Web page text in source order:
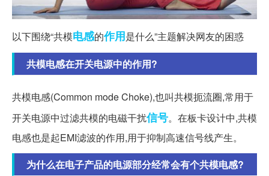
以下围绕“共模电感的作用是什么”主题解决网友的困惑
共模电感在开关电源中的作用?
共模电感(Common mode Choke),也叫共模扼流圈,常用于
开关电源中过滤共模的电磁干扰信号。在板卡设计中,共模
电感也是起EMI滤波的作用,用于抑制高速信号线产生。
为什么在电子产品的电源部分经常会有个共模电感?